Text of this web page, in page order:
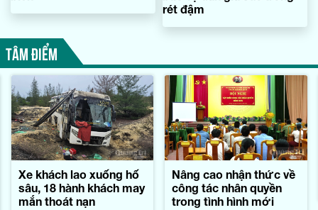
rét đậm
TÂM ĐIỂM
Xe khách lao xuống hố
sâu, 18 hành khách may
mắn thoát nạn
Nâng cao nhận thức về
công tác nhân quyền
trong tình hình mới